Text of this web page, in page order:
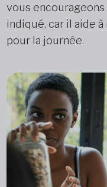
vous
indiqué, car il aide
pour la journée.